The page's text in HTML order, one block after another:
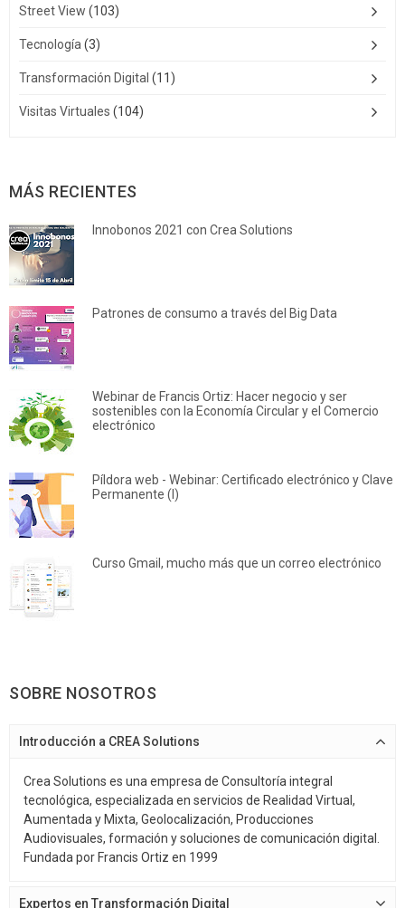
Street View (103)
Tecnología(3)
Transformación Digital (11)
Visitas Virtuales (104)
MÁS RECIENTES
Innobonos 2021 con Crea Solutions
Patrones de consumo a través del Big Data
Webinar de Francis Ortiz: Hacer negocio y ser
sostenibles con la Economía Circular y el Comercio
electrónico
Píldora web - Webinar: Certificado electrónico y Clave
Permanente (I)
Curso Gmail, mucho más que un correo electrónico
SOBRE NOSOTROS
Introducción a CREA Solutions
Crea Solutions es una empresa de Consultoría integral
tecnológica, especializada en servicios de Realidad Virtual,
Aumentada y Mixta, Geolocalización, Producciones
Audiovisuales, formación y soluciones de comunicación digital.
Fundada por Francis Ortiz en 1999
Expertos en Transformación Digital